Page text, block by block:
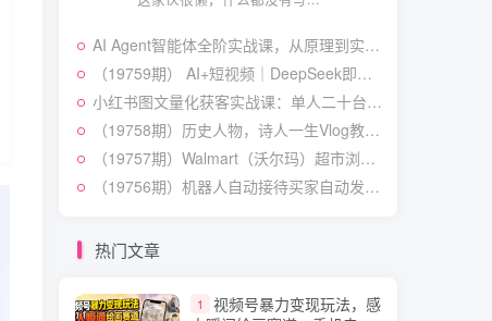
全流程（19538期）人性思维格
局短视频教学：20W博主亲
授×标准化流程×字幕封面设
计×AI提示词×橱窗带货6W
件实战经验
13天前
5 短视频起号涨粉训练营：
全类目爆款剪辑实操，账号
节奏规划复盘落地教程
15天前 ￥2.9
个人超级生产系统【录音
AI Agent智能体全阶实战课，从原理到实操，手把手搭建可自动运行的AI Agent
（19759期） AI+短视频｜DeepSeek即梦豆包小云雀全工具教学，从账号定位到剪映剪辑，零基础也能快速上手做爆款
小红书图文量化获客实战课：单人二十台设备矩阵搭建，标准化流程高效批量引流获客
（19758期）历史人物，诗人一生Vlog教学， AI制作丨伙伴计划丨精选收益丨商单收徒 ，新领域红利期，抓紧做
（19757期）Walmart（沃尔玛）超市浏览标注项目，单账号日收益20+ 单电脑日收益可达1000+带分佣机制
（19756期）机器人自动接待买家自动发货，跟着系统学拼多多虚拟月入1-5万
热门文章
1
视频号暴力变现玩法，感